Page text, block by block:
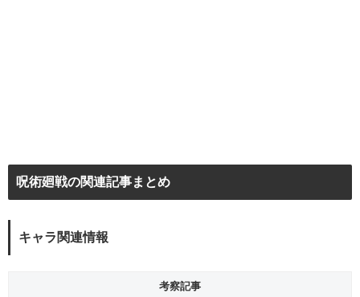
呪術廻戦の関連記事まとめ
キャラ関連情報
考察記事